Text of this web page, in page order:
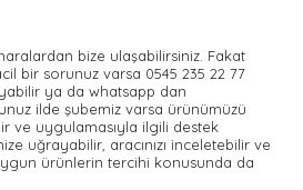
bize ulaşabilirsiniz. Fakat
bir sorunuz varsa 0545 235 22 77
ya da whatsapp dan
ilde şubemiz varsa ürünümüzü
ve uygulamasıyla ilgili destek
uğrayabilir, aracınızı inceletebilir ve
ürünlerin tercihi konusunda da